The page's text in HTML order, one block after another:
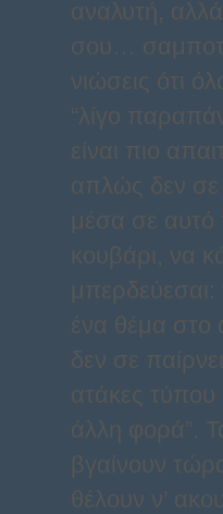
αναλυτή,
σου…
νιώσεις ότι
“λίγο
είναι πιο
απλώς δεν σε
μέσα σε αυτό
κουβάρι, να
ένα θέμα
δεν σε
ατάκες τύπου
άλλη φορά”.
βγαίνουν
θέλουν ν’